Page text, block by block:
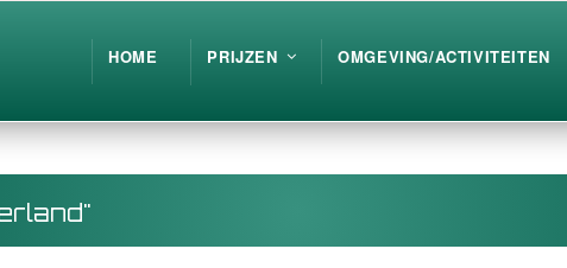
HOME PRIJZEN OMGEVING/ACTIVITEITEN